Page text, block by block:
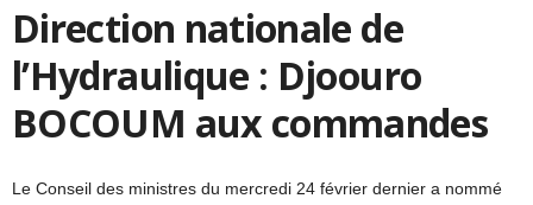
Direction nationale de
l’Hydraulique : Djoouro
BOCOUM aux commandes
Le Conseil des ministres du mercredi 24 février dernier a nommé